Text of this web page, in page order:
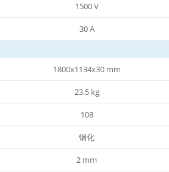
1500 V
30 A
1800x1134x30 mm
23.5 kg
108
钢化
2 mm